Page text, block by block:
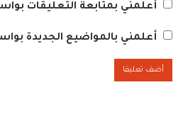
أعلمني بمتابعة التعليقات
أعلمني بالمواضيع الجديدة